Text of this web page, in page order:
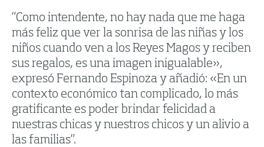
“Como intendente, no hay nada que me haga
más feliz que ver la sonrisa de las niñas y los
niños cuando ven a los Reyes Magos y reciben
sus regalos, es una imagen inigualable»,
expresó Fernando Espinoza y añadió: «En un
contexto económico tan complicado, lo más
gratificante es poder brindar felicidad a
nuestras chicas y nuestros chicos y un alivio a
las familias”.